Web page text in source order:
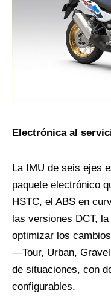
Electrónica al
La IMU de seis ejes
paquete electrónico
HSTC, el ABS en
las versiones DCT,
optimizar los
—Tour, Urban,
de situaciones, con
configurables.